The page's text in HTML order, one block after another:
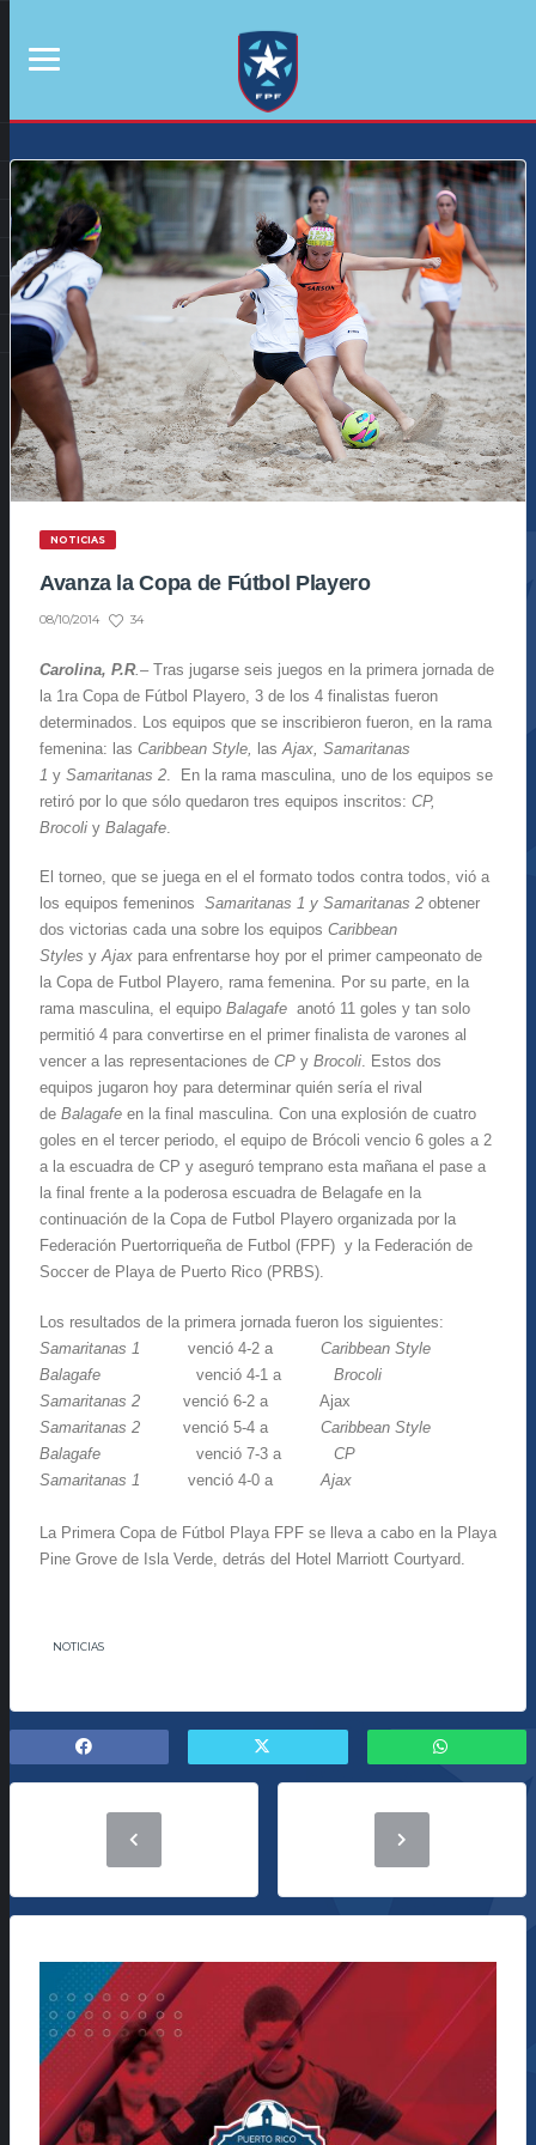
NOTICIAS
Avanza la Copa de Fútbol Playero
08/10/2014 34
Carolina, P.R. – Tras jugarse seis juegos en la primera jornada de
la 1ra Copa de Fútbol Playero, 3 de los 4 finalistas fueron
determinados. Los equipos que se inscribieron fueron, en la rama
femenina: las Caribbean Style, las Ajax, Samaritanas
1 y Samaritanas 2 . En la rama masculina, uno de los equipos se
retiró por lo que sólo quedaron tres equipos inscritos: CP,
Brocoli y Balagafe
El torneo, que se juega en el el formato todos contra todos, vió a
los equipos femeninos Samaritanas 1 y Samaritanas 2 obtener
dos victorias cada una sobre los equipos Caribbean
Styles yAjax para enfrentarse hoy por el primer campeonato de
la Copa de Futbol Playero, rama femenina. Por su parte, en la
rama masculina, el equipo Balagafe anotó 11 goles y tan solo
permitió 4 para convertirse en el primer finalista de varones al
vencer a las representaciones de CP y Brocoli. Estos dos
equipos jugaron hoy para determinar quién sería el rival
de Balagafe en la final masculina. Con una explosión de cuatro
goles en el tercer periodo, el equipo de Brócoli vencio 6 goles a 2
a la escuadra de CP y aseguró temprano esta mañana el pase a
la final frente a la poderosa escuadra de Belagafe en la
continuación de la Copa de Futbol Playero organizada por la
Federación Puertorriqueña de Futbol (FPF) y la Federación de
Soccer de Playa de Puerto Rico (PRBS).
Los resultados de la primera jornada fueron los siguientes:
Samaritanas 1 venció 4-2 a Caribbean Style
Balagafe venció 4-1 a Brocoli
Samaritanas 2 venció 6-2 a Ajax
Samaritanas 2 venció 5-4 a Caribbean Style
Balagafe venció 7-3 a CP
Samaritanas 1 venció 4-0 a Ajax
La Primera Copa de Fútbol Playa FPF se lleva a cabo en la Playa
Pine Grove de Isla Verde, detrás del Hotel Marriott Courtyard.
NOTICIAS